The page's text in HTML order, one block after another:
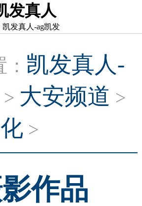
发真人
凯发真人-ag凯发
凯发真人-
> 大安频道 >
>
作品